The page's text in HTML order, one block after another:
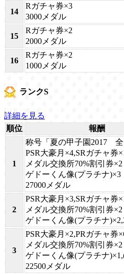
14
Rガチャ券×3
3000メダル
15
Rガチャ券×2
2000メダル
16
Rガチャ券×2
1000メダル
ランクS
詳細を見る
順位
報酬
1
称号「夏の甲子園2017 全
PSR大豪月×4,SRガチャ券
メダル交換所70%割引券×2
ゲドーくん像(プラチナ)×3
27000メダル
2
PSR大豪月×3,SRガチャ券
メダル交換所70%割引券×2
ゲドーくん像(プラチナ
3
PSR大豪月×2,PRガチャ券
メダル交換所70%割引券×2
ゲドーくん像(プラチナ
22500メダル